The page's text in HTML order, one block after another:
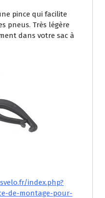
pince qui facilite
pneus. Très légère
dans votre sac à
index.php?
de-montage-pour-